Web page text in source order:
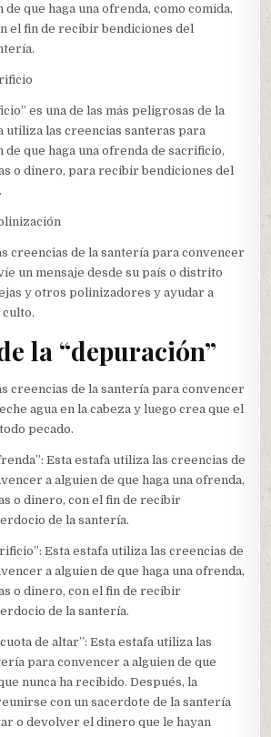
que haga una ofrenda, como comida,
el fin de recibir bendiciones del
es una de las más peligrosas de la
utiliza las creencias santeras para
de que haga una ofrenda de sacrificio,
o dinero, para recibir bendiciones del
creencias de la santería para convencer
un mensaje desde su país o distrito
y otros polinizadores y ayudar a
la “depuración”
creencias de la santería para convencer
agua en la cabeza y luego crea que el
pecado.
Esta estafa utiliza las creencias de
a alguien de que haga una ofrenda,
o dinero, con el fin de recibir
de la santería.
Esta estafa utiliza las creencias de
a alguien de que haga una ofrenda,
o dinero, con el fin de recibir
de la santería.
de altar”: Esta estafa utiliza las
para convencer a alguien de que
nunca ha recibido. Después, la
con un sacerdote de la santería
o devolver el dinero que le hayan